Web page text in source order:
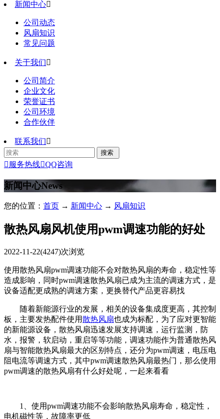
新闻中心
公司动态
风扇知识
常见问题
关于我们
公司简介
企业文化
荣誉证书
公司环境
合作伙伴
联系我们
 服务热线QQ咨询
新闻中心News
您的位置： 首页 → 新闻中心 → 风扇知识
散热风扇风机使用pwm调速功能的好处
2022-11-22(4247)次浏览
使用散热风扇pwm调速功能不会对散热风扇的寿命，稳定性等
造成影响，同时pwm调速散热风扇已成为主流的调速方式，是
设备适配更成熟的调速方案，更换替代产品更容易找
随着新能源行业的发展，相关的设备集成度更高，其控制
板，主要发热配件使用散热风扇也成为标配，为了应对更智能
的新能源设备，散热风扇迅速发展支持调速，运行监测，防
水，报警，软启动，重启等等功能，调速功能作为普通散热风
扇与智能散热风扇最大的区别特点，还分为pwm调速，电压电
阻电流等调速方式，其中pwm调速散热风扇最热门，那么使用
pwm调速的散热风扇有什么好处呢，一起来看看
1、使用pwm调速功能不会影响散热风扇寿命，稳定性，
电机磁性等，故障率更低